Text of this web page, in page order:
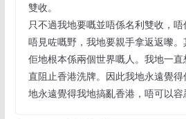
雙收。
只不過我地要嘅並唔係名利雙收，
唔見咗嘅野，我地要親手拿返返嚟
佢地根本係兩個世界嘅人。我地一
直阻止香港洗牌。因此我地永遠覺
地永遠覺得我地搞亂香港，唔可以容